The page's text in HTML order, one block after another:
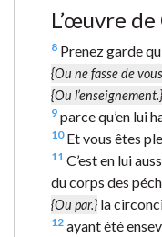
L’œuvre
8 Prenez garde
{Ou ne fasse de
{Ou l’enseignement.}
9 parce qu’en lui
10Et vous êtes
11 C’est en lui
du corps des
{Ou par.} la
12 ayant été